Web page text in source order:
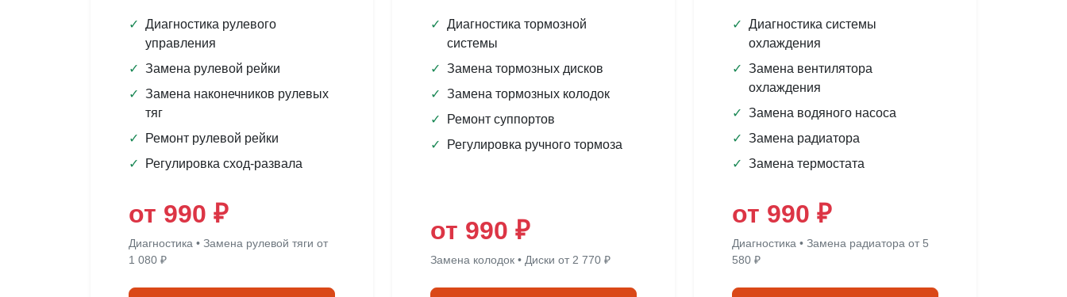
✓ Диагностика рулевого
управления
✓ Замена рулевой рейки
✓ Замена наконечников рулевых
тяг
✓
Ремонт рулевой рейки
✓
Регулировка сход-развала
от 990 ₽
Диагностика • Замена рулевой тяги от
1 080 ₽
✓ Диагностика тормозной
системы
✓ Замена тормозных дисков
✓ Замена тормозных колодок
✓
Ремонт суппортов
✓
Регулировка ручного тормоза
от 990 ₽
Замена колодок • Диски от 2 770 ₽
✓ Диагностика системы
охлаждения
✓ Замена вентилятора
охлаждения
✓ Замена водяного насоса
✓ Замена радиатора
✓ Замена термостата
от 990 ₽
Диагностика • Замена радиатора от 5
580 ₽